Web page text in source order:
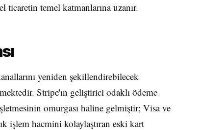
temel katmanlarına uzanır.
yeniden şekillendirebilecek
Stripe'ın geliştirici odaklı ödeme
omurgası haline gelmiştir; Visa ve
işlem hacmini kolaylaştıran eski kart